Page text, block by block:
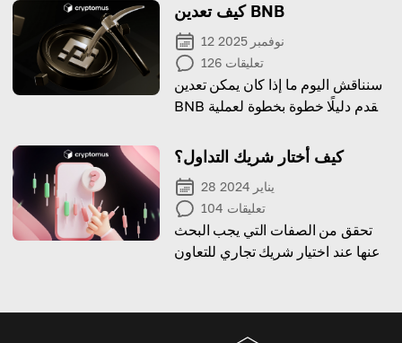
كيف تعدين BNB
12 نوفمبر 2025
126 تعليقات
سنناقش اليوم ما إذا كان يمكن تعدين
BNB ونقدم دليلًا خطوة بخطوة لعملية
كيف أختار شريك التداول؟
28 يناير 2024
104 تعليقات
تحقق من الصفات التي يجب البحث
عنها عند اختيار شريك تجاري للتعاون